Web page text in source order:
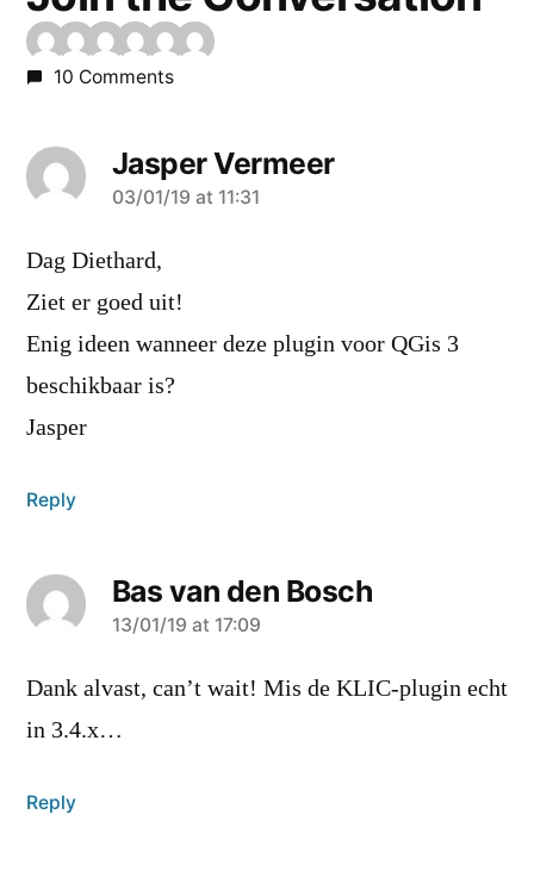
10 Comments
Jasper Vermeer
says:
03/01/19 at 11:31
Dag Diethard,
Ziet er goed uit!
Enig ideen wanneer deze plugin voor QGis 3
beschikbaar is?
Jasper
Reply
Bas van den Bosch
says:
13/01/19 at 17:09
Dank alvast, can’t wait! Mis de KLIC-plugin echt
in 3.4.x…
Reply